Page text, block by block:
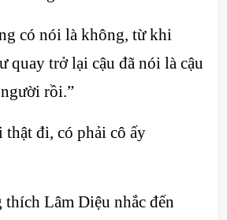
có nói là không, từ khi
quay trở lại cậu đã nói là cậu
rồi.”
đi, có phải cô ấy
Lâm Diệu nhắc đến